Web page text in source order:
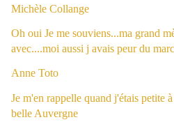
Michèle Collange
Oh oui Je me souviens...ma grand
avec....moi aussi j avais peur du
Anne Toto
Je m'en rappelle quand j'étais petite
belle Auvergne